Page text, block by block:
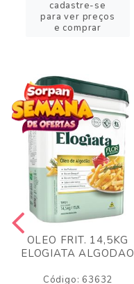
cadastre-se
para ver preços
e comprar
OLEO FRIT. 14,5KG
ELOGIATA ALGODAO
Código: 63632